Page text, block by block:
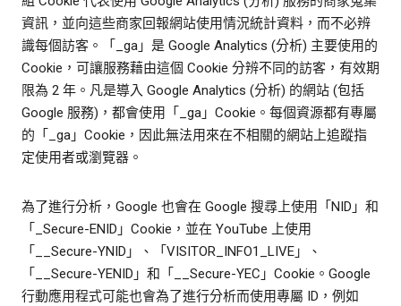
資訊，並向這些商家回報網站使用情況統計資料，而不必辨
識每個訪客。「_ga」是 Google Analytics (分析) 主要使用的
Cookie，可讓服務藉由這個 Cookie 分辨不同的訪客，有效期
限為 2 年。凡是導入 Google Analytics (分析) 的網站 (包括
Google 服務)，都會使用「_ga」Cookie。每個資源都有專屬
的「_ga」Cookie，因此無法用來在不相關的網站上追蹤指
定使用者或瀏覽器。
為了進行分析，Google 也會在 Google 搜尋上使用「NID」和
「_Secure-ENID」Cookie，並在 YouTube 上使用
「__Secure-YNID」、「VISITOR_INFO1_LIVE」、
「__Secure-YENID」和「__Secure-YEC」Cookie。Google
行動應用程式可能也會為了進行分析而使用專屬 ID，例如